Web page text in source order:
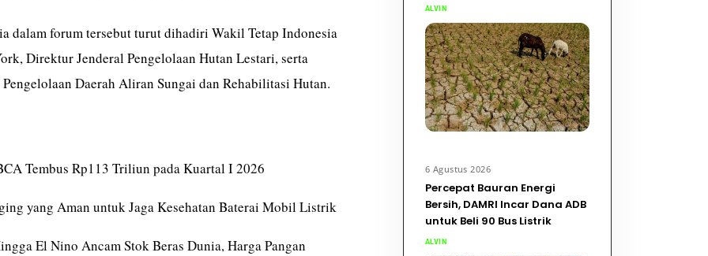
dalam forum tersebut turut dihadiri Wakil Tetap Indonesia
Direktur Jenderal Pengelolaan Hutan Lestari, serta
Daerah Aliran Sungai dan Rehabilitasi Hutan.
Tembus Rp113 Triliun pada Kuartal I 2026
yang Aman untuk Jaga Kesehatan Baterai Mobil Listrik
El Nino Ancam Stok Beras Dunia, Harga Pangan
ALVIN
6 Agustus 2026
Percepat Bauran Energi
Bersih, DAMRI Incar Dana ADB
untuk Beli 90 Bus Listrik
ALVIN